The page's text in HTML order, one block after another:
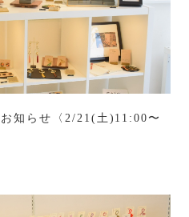
お知らせ〈2/21(土)11:00〜